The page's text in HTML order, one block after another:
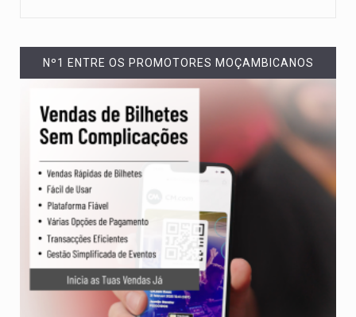
Nº1 ENTRE OS PROMOTORES MOÇAMBICANOS